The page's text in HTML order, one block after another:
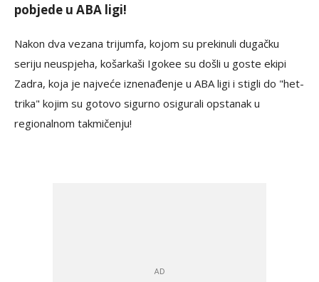
pobjede u ABA ligi!
Nakon dva vezana trijumfa, kojom su prekinuli dugačku
seriju neuspjeha, košarkaši Igokee su došli u goste ekipi
Zadra, koja je najveće iznenađenje u ABA ligi i stigli do "het-
trika" kojim su gotovo sigurno osigurali opstanak u
regionalnom takmičenju!